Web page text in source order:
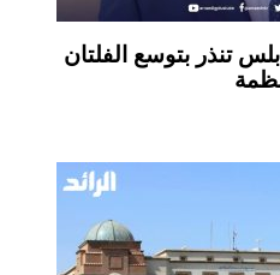
تنذر بتوسع الفلتان